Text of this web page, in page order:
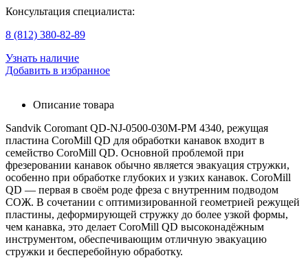
Консультация специалиста:
8 (812) 380-82-89
Узнать наличие
Добавить в избранное
Описание товара
Sandvik Coromant QD-NJ-0500-030M-PM 4340, режущая
пластина CoroMill QD для обработки канавок входит в
семейство CoroMill QD. Основной проблемой при
фрезеровании канавок обычно является эвакуация стружки,
особенно при обработке глубоких и узких канавок. CoroMill
QD — первая в своём роде фреза с внутренним подводом
СОЖ. В сочетании с оптимизированной геометрией режущей
пластины, деформирующей стружку до более узкой формы,
чем канавка, это делает CoroMill QD высоконадёжным
инструментом, обеспечивающим отличную эвакуацию
стружки и бесперебойную обработку.